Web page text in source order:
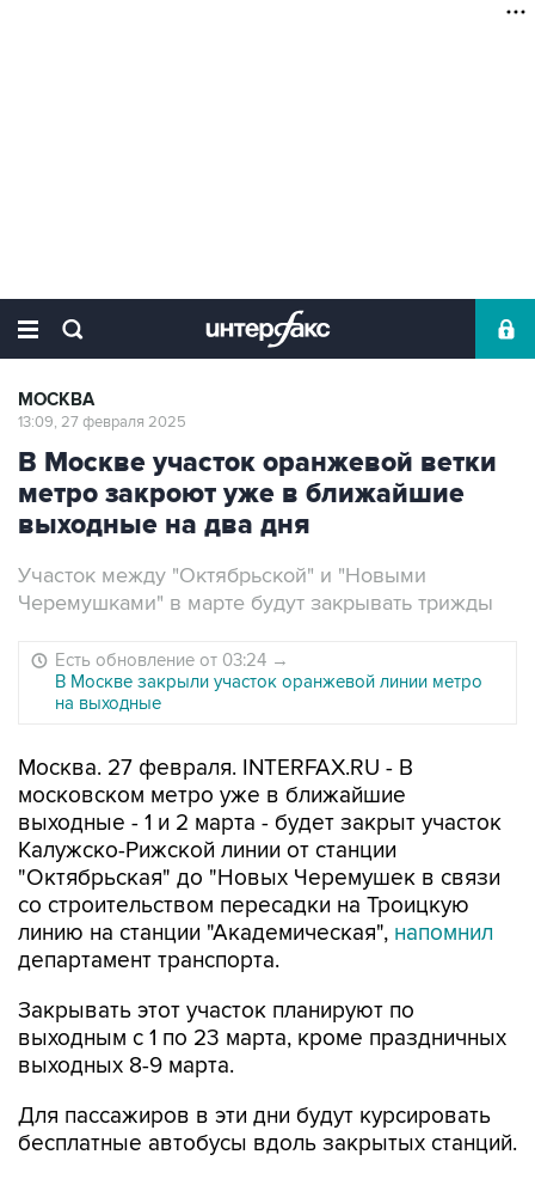
МОСКВА
13:09, 27 февраля 2025
В Москве участок оранжевой ветки
метро закроют уже в ближайшие
выходные на два дня
Участок между "Октябрьской" и "Новыми
Черемушками" в марте будут закрывать трижды
Есть обновление от 03:24 →
В Москве закрыли участок оранжевой линии метро
на выходные
Москва. 27 февраля. INTERFAX.RU - В
московском метро уже в ближайшие
выходные - 1 и 2 марта - будет закрыт участок
Калужско-Рижской линии от станции
"Октябрьская" до "Новых Черемушек в связи
со строительством пересадки на Троицкую
линию на станции "Академическая", напомнил
департамент транспорта.
Закрывать этот участок планируют по
выходным с 1 по 23 марта, кроме праздничных
выходных 8-9 марта.
Для пассажиров в эти дни будут курсировать
бесплатные автобусы вдоль закрытых станций.